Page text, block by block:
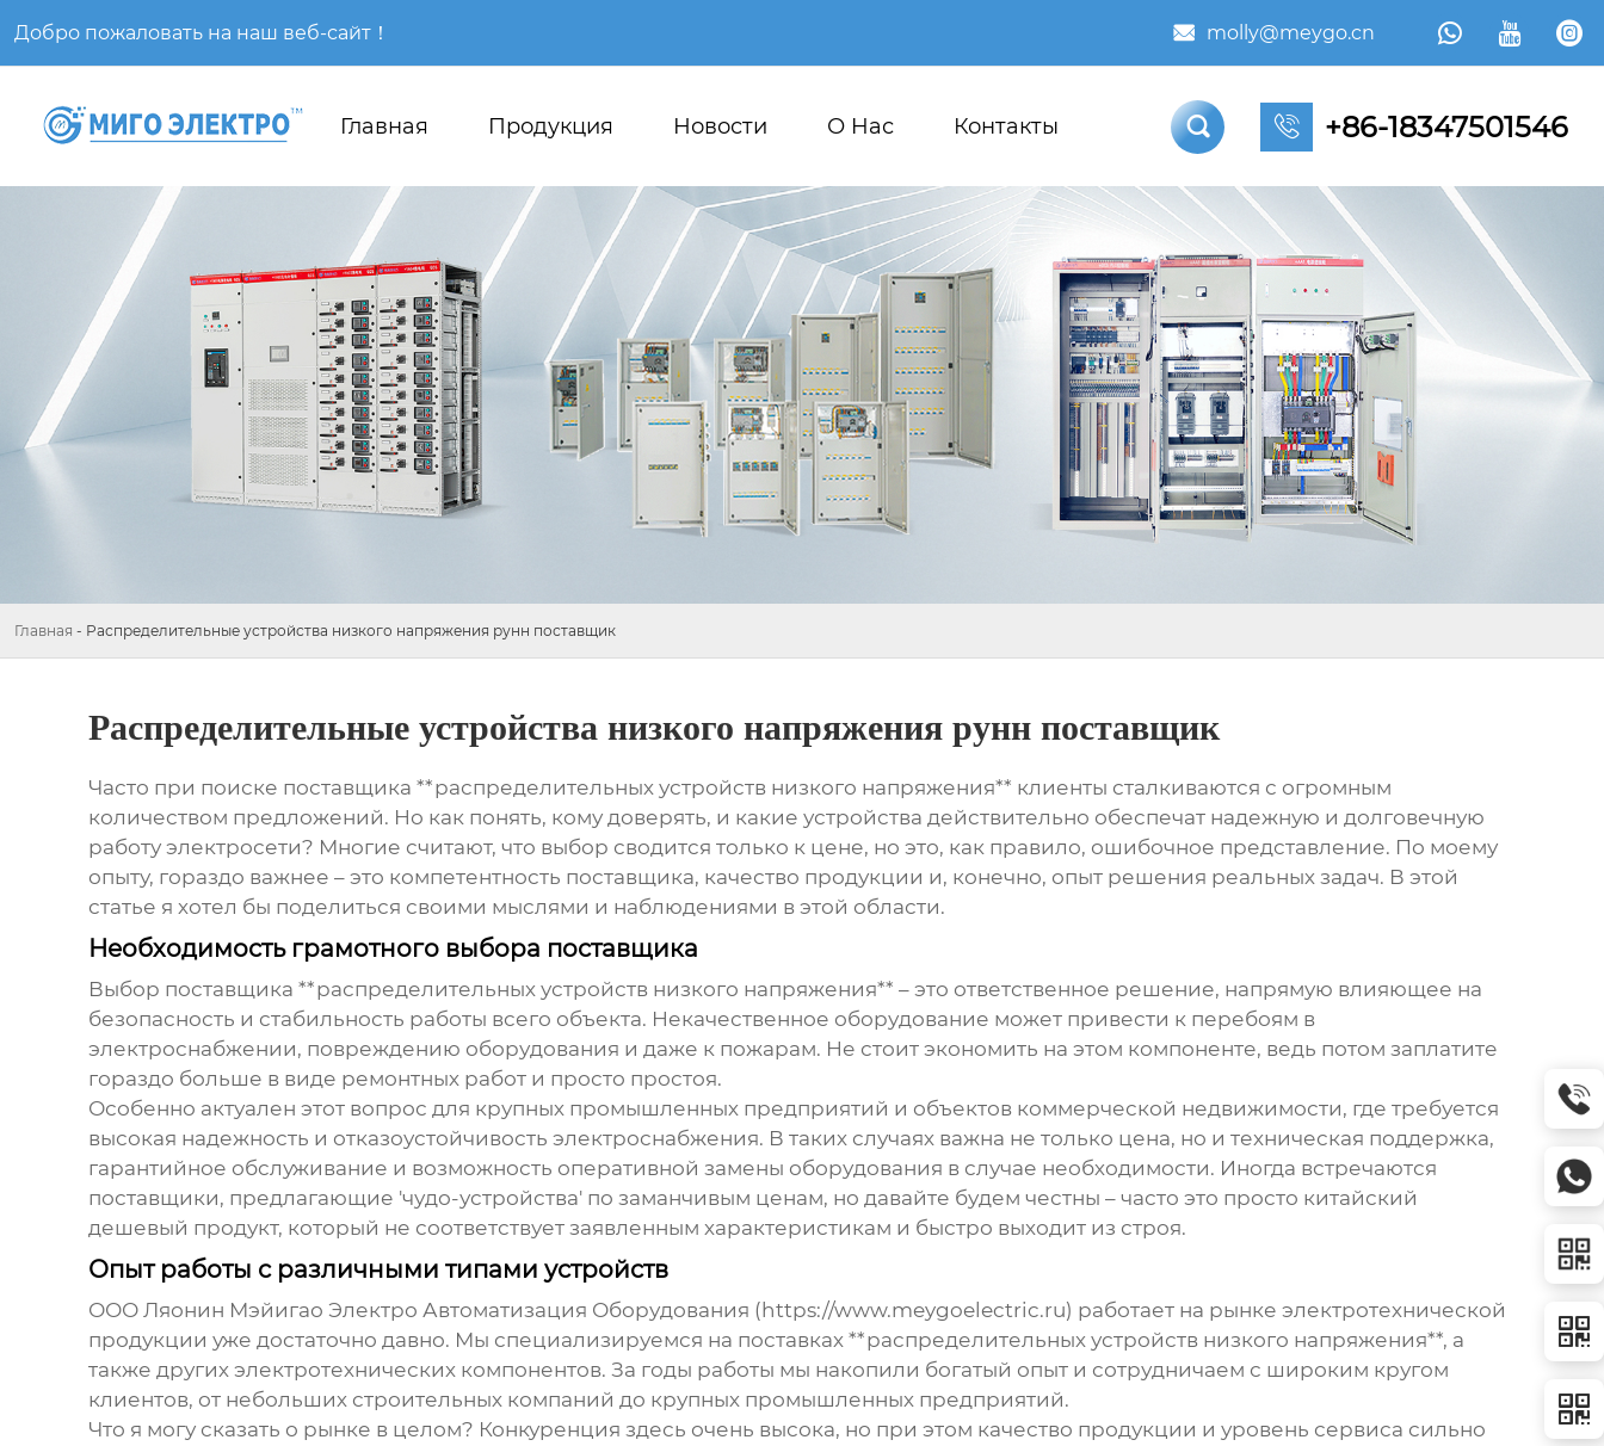
Добро пожаловать на наш веб-сайт！  molly@meygo.cn   
Главная Продукция Новости О Hас Контакты   +86-18347501546
Главная - Распределительные устройства низкого напряжения рунн поставщик
Распределительные устройства низкого напряжения рунн поставщик
Часто при поиске поставщика **распределительных устройств низкого напряжения** клиенты сталкиваются с огромным
количеством предложений. Но как понять, кому доверять, и какие устройства действительно обеспечат надежную и долговечную
работу электросети? Многие считают, что выбор сводится только к цене, но это, как правило, ошибочное представление. По моему
опыту, гораздо важнее – это компетентность поставщика, качество продукции и, конечно, опыт решения реальных задач. В этой
статье я хотел бы поделиться своими мыслями и наблюдениями в этой области.
Необходимость грамотного выбора поставщика
Выбор поставщика **распределительных устройств низкого напряжения** – это ответственное решение, напрямую влияющее на
безопасность и стабильность работы всего объекта. Некачественное оборудование может привести к перебоям в
электроснабжении, повреждению оборудования и даже к пожарам. Не стоит экономить на этом компоненте, ведь потом заплатите
гораздо больше в виде ремонтных работ и просто простоя.
Особенно актуален этот вопрос для крупных промышленных предприятий и объектов коммерческой недвижимости, где требуется
высокая надежность и отказоустойчивость электроснабжения. В таких случаях важна не только цена, но и техническая поддержка,
гарантийное обслуживание и возможность оперативной замены оборудования в случае необходимости. Иногда встречаются
поставщики, предлагающие 'чудо-устройства' по заманчивым ценам, но давайте будем честны – часто это просто китайский
дешевый продукт, который не соответствует заявленным характеристикам и быстро выходит из строя.
Опыт работы с различными типами устройств
ООО Ляонин Мэйигао Электро Автоматизация Оборудования (https://www.meygoelectric.ru) работает на рынке электротехнической
продукции уже достаточно давно. Мы специализируемся на поставках **распределительных устройств низкого напряжения**, а
также других электротехнических компонентов. За годы работы мы накопили богатый опыт и сотрудничаем с широким кругом
клиентов, от небольших строительных компаний до крупных промышленных предприятий.
Что я могу сказать о рынке в целом? Конкуренция здесь очень высока, но при этом качество продукции и уровень сервиса сильно